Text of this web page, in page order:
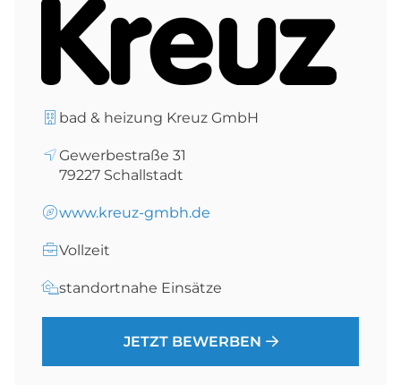
bad & heizung Kreuz GmbH
Gewerbestraße 31
79227 Schallstadt
www.kreuz-gmbh.de
Vollzeit
standortnahe Einsätze
JETZT BEWERBEN